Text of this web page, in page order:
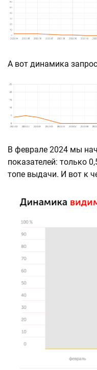
А вот динамика
В феврале 2024 мы
показателей: только
топе выдачи. И вот к